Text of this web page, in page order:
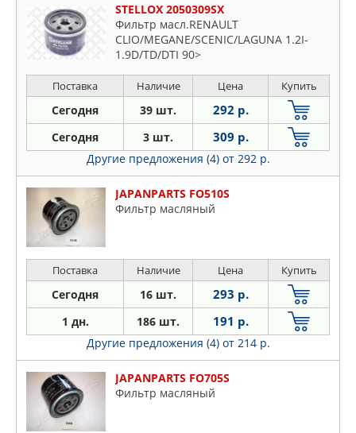
STELLOX 2050309SX
Фильтр масл.RENAULT
CLIO/MEGANE/SCENIC/LAGUNA 1.2I-
1.9D/TD/DTI 90>
Поставка Наличие Цена Купить
Сегодня 39 шт. 292 р.
Сегодня 3 шт. 309 р.
Другие предложения (4) от 292 р.
JAPANPARTS FO510S
Фильтр масляный
Поставка Наличие Цена Купить
Сегодня 16 шт. 293 р.
1 дн. 186 шт. 191 р.
Другие предложения (4) от 214 р.
JAPANPARTS FO705S
Фильтр масляный